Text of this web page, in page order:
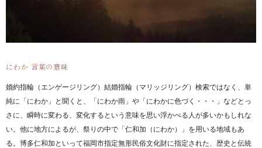
にわか 言葉の意味
婚約指輪（エンゲージリング）結婚指輪（マリッジリング）検索ではなく、単
純に「にわか」と聞くと、「にわか雨」や「にわかに色づく・・・」などとっ
さに、瞬時に変わる、変化するという意味を思い浮かべる人が多いかもしれな
い。他に地方によるが、祭りの中で「仁和加（にわか）」を用いる地域もあ
る。博多仁和加といって福岡市指定無形民俗文化財に指定された、歴史と伝統